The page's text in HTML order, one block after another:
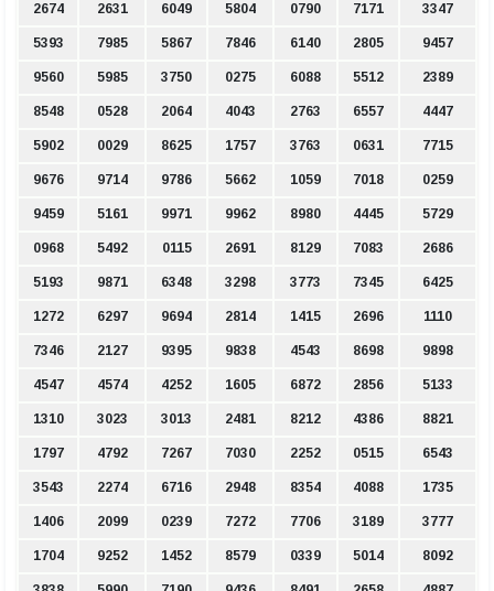
2674 2631 6049 5804 0790 7171 3347
5393 7985 5867 7846 6140 2805 9457
9560 5985 3750 0275 6088 5512 2389
8548 0528 2064 4043 2763 6557 4447
5902 0029 8625 1757 3763 0631 7715
9676 9714 9786 5662 1059 7018 0259
9459 5161 9971 9962 8980 4445 5729
0968 5492 0115 2691 8129 7083 2686
5193 9871 6348 3298 3773 7345 6425
1272 6297 9694 2814 1415 2696 1110
7346 2127 9395 9838 4543 8698 9898
4547 4574 4252 1605 6872 2856 5133
1310 3023 3013 2481 8212 4386 8821
1797 4792 7267 7030 2252 0515 6543
3543 2274 6716 2948 8354 4088 1735
1406 2099 0239 7272 7706 3189 3777
1704 9252 1452 8579 0339 5014 8092